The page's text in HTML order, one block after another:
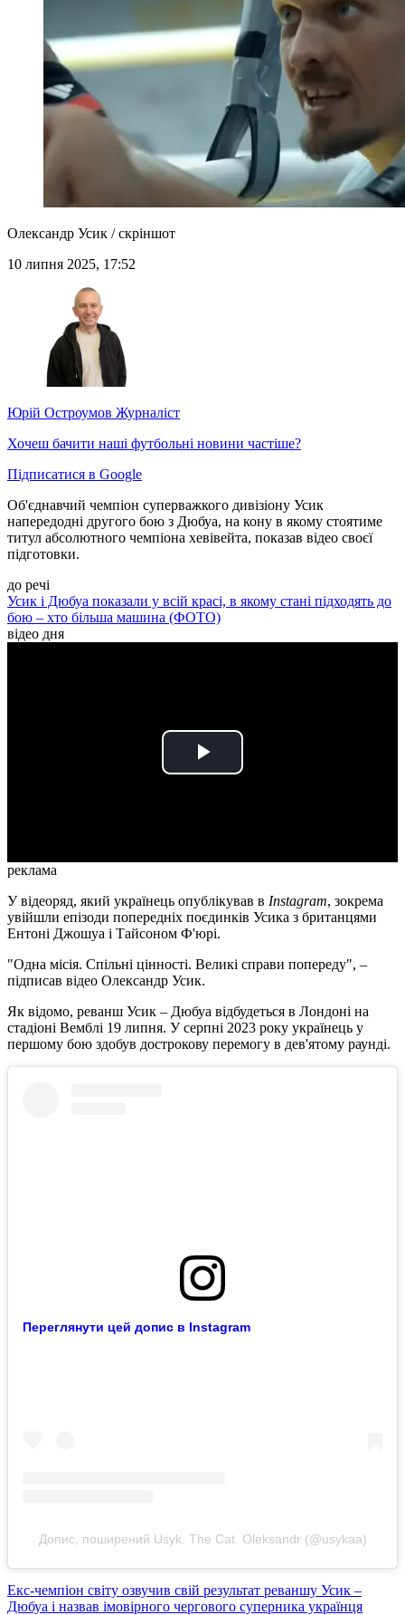
Олександр Усик / скріншот
10 липня 2025, 17:52
Юрій Остроумов Журналіст
Хочеш бачити наші футбольні новини частіше?
Підписатися в Google
Об'єднавчий чемпіон суперважкого дивізіону Усик
напередодні другого бою з Дюбуа, на кону в якому стоятиме
титул абсолютного чемпіона хевівейта, показав відео своєї
підготовки.
до речі
Усик і Дюбуа показали у всій красі, в якому стані підходять до
бою – хто більша машина (ФОТО)
відео дня
Play
реклама
У відеоряд, який українець опублікував в Instagram, зокрема
увійшли епізоди попередніх поєдинків Усика з британцями
Ентоні Джошуа і Тайсоном Ф'юрі.
"Одна місія. Спільні цінності. Великі справи попереду", –
підписав відео Олександр Усик.
Як відомо, реванш Усик – Дюбуа відбудеться в Лондоні на
стадіоні Вемблі 19 липня. У серпні 2023 року українець у
першому бою здобув дострокову перемогу в дев'ятому раунді.
Переглянути цей допис в Instagram
Допис, поширений Usyk. The Cat. Oleksandr (@usykaa)
Екс-чемпіон світу озвучив свій результат реваншу Усик –
Дюбуа і назвав імовірного чергового суперника українця